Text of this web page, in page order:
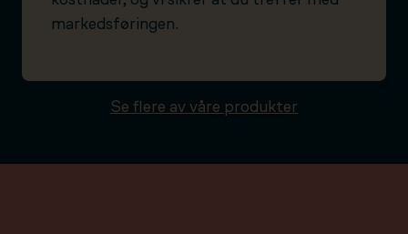
markedsføringen.
Se flere av våre produkter